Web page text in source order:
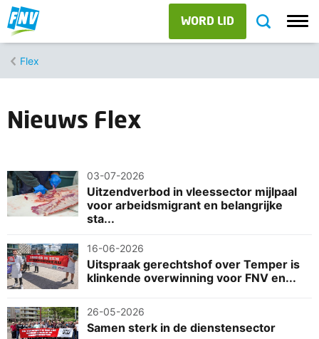
WORD LID
Flex
Nieuws Flex
03-07-2026
Uitzendverbod in vleessector mijlpaal
voor arbeidsmigrant en belangrijke
sta...
16-06-2026
Uitspraak gerechtshof over Temper is
klinkende overwinning voor FNV en...
26-05-2026
Samen sterk in de dienstensector